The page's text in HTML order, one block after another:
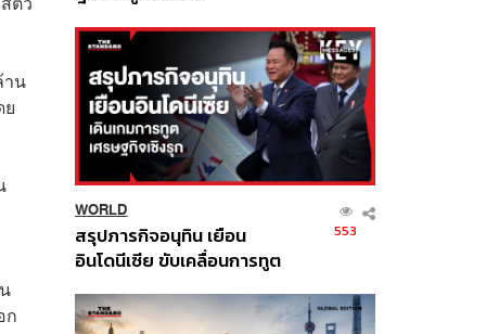
าน
ก
WORLD
สรุปภารกิจอนุทิน เยือน
อินโดนีเซีย ขับเคลื่อนการทูต
ส่วนยุทธศาสตร์ไทย –
553